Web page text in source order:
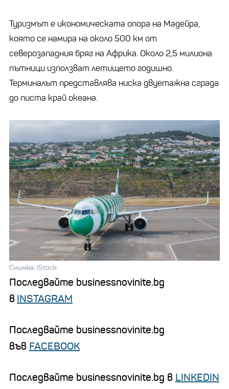
Туризмът е икономическата опора на Мадейра,
която се намира на около 500 км от
северозападния бряг на Африка. Около 2,5 милиона
пътници използват летището годишно.
Терминалът представлява ниска двуетажна сграда
до писта край океана.
Снимка: iStock
Последвайте businessnovinite.bg
в INSTAGRAM
Последвайте businessnovinite.bg
във FACEBOOK
Последвайте businessnovinite.bg в LINKEDIN